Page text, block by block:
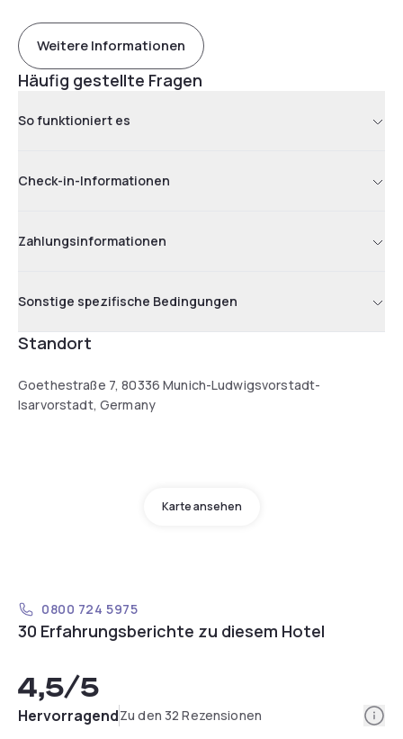
Weitere Informationen
Häufig gestellte Fragen
So funktioniert es
Check-in-Informationen
Zahlungsinformationen
Sonstige spezifische Bedingungen
Standort
Goethestraße 7, 80336 Munich-Ludwigsvorstadt-
Isarvorstadt, Germany
Karte ansehen
0800 724 5975
30 Erfahrungsberichte zu diesem Hotel
4,5/5
HervorragendZu den 32 Rezensionen